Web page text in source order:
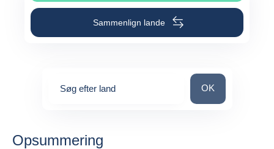
Sammenlign lande
Søg efter land Søg efter land
OK
Opsummering